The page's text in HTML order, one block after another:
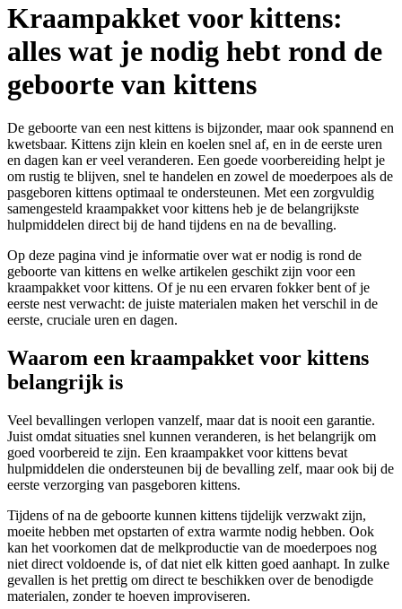
Kraampakket voor kittens:
alles wat je nodig hebt rond de
geboorte van kittens
De geboorte van een nest kittens is bijzonder, maar ook spannend en
kwetsbaar. Kittens zijn klein en koelen snel af, en in de eerste uren
en dagen kan er veel veranderen. Een goede voorbereiding helpt je
om rustig te blijven, snel te handelen en zowel de moederpoes als de
pasgeboren kittens optimaal te ondersteunen. Met een zorgvuldig
samengesteld kraampakket voor kittens heb je de belangrijkste
hulpmiddelen direct bij de hand tijdens en na de bevalling.
Op deze pagina vind je informatie over wat er nodig is rond de
geboorte van kittens en welke artikelen geschikt zijn voor een
kraampakket voor kittens. Of je nu een ervaren fokker bent of je
eerste nest verwacht: de juiste materialen maken het verschil in de
eerste, cruciale uren en dagen.
Waarom een kraampakket voor kittens
belangrijk is
Veel bevallingen verlopen vanzelf, maar dat is nooit een garantie.
Juist omdat situaties snel kunnen veranderen, is het belangrijk om
goed voorbereid te zijn. Een kraampakket voor kittens bevat
hulpmiddelen die ondersteunen bij de bevalling zelf, maar ook bij de
eerste verzorging van pasgeboren kittens.
Tijdens of na de geboorte kunnen kittens tijdelijk verzwakt zijn,
moeite hebben met opstarten of extra warmte nodig hebben. Ook
kan het voorkomen dat de melkproductie van de moederpoes nog
niet direct voldoende is, of dat niet elk kitten goed aanhapt. In zulke
gevallen is het prettig om direct te beschikken over de benodigde
materialen, zonder te hoeven improviseren.